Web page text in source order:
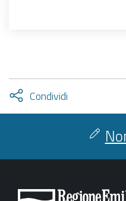
Condividi
Attiva
condividi